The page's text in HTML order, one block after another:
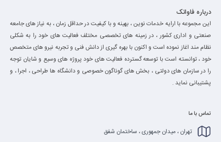
درباره فاواتک
این مجموعه با ارایه خدمات نوین ، بهینه و با کیفیت در حداقل زمان ، به نیاز های جامعه
صنعتی و اداری کشور ، در زمینه های تخصصی مختلف فعالیت های خود را به شکلی
نظام مند اغاز نموده است و اکنون با بهره گیری از دانش فنی و تجربه نیرو های متخصص
خود ، توانسته است با توسعه گسترده فعالیت های خود پروژه های وسیع و شایان توجه
را در سازمان های دولتی ، بخش های گوناگون خصوصی و دانشگاه ها طراحی ، اجرا ، و
پشتیبانی نماید .
تماس با ما
تهران ، میدان جمهوری ، ساختمان شفق